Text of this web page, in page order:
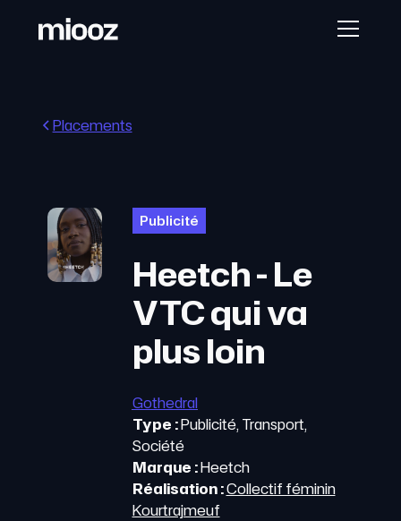
Placements
Publicité
Heetch - Le
VTC qui va
plus loin
Gothedral
Type :Publicité, Transport,
Société
Marque :Heetch
Réalisation :Collectif féminin
Kourtrajmeuf